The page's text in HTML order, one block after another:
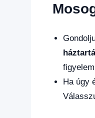
Ha úgy